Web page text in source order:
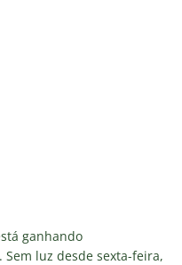
ganhando
luz desde sexta-feira,